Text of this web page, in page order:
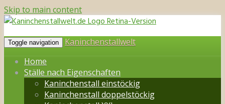
Skip to main content
Toggle navigation
Kaninchenstallwelt
Home
Ställe nach Eigenschaften
Kaninchenstall einstöckig
Kaninchenstall doppelstöckig